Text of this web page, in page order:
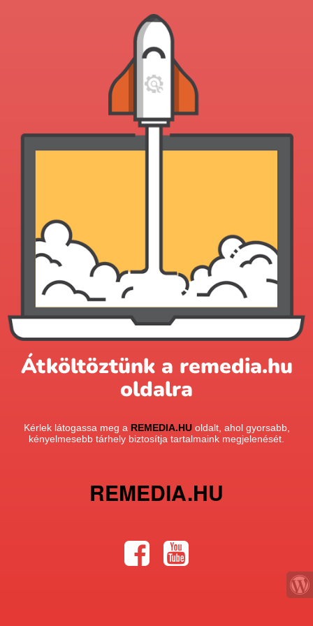
Átköltöztünk a remedia.hu
oldalra
Kérlek látogassa meg a REMEDIA.HUoldalt, ahol gyorsabb,
kényelmesebb tárhely biztosítja tartalmaink megjelenését.
REMEDIA.HU